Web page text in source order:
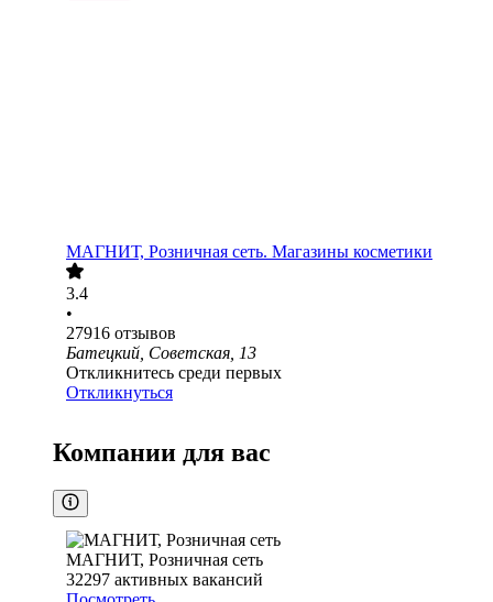
МАГНИТ, Розничная сеть. Магазины косметики
3.4
•
27916 отзывов
Батецкий, Советская, 13
Откликнитесь среди первых
Откликнуться
Компании для вас
МАГНИТ, Розничная сеть
32297 активных вакансий